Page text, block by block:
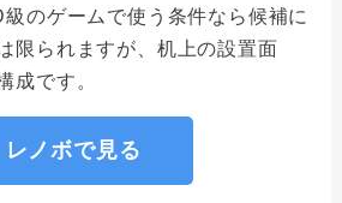
のゲームで使う条件なら候補に
限られますが、机上の設置面
成です。
レノボで見る